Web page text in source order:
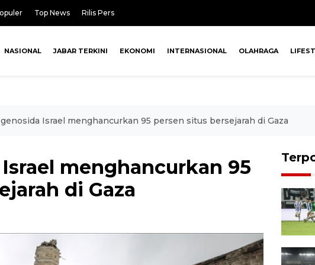
Top News Rilis Pers
NASIONAL JABAR TERKINI EKONOMI INTERNASIONAL OLAHRAGA
Israel menghancurkan 95 persen situs bersejarah di Gaza
menghancurkan 95
di Gaza